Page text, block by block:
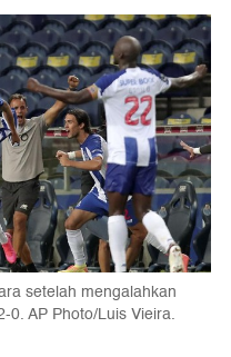
setelah mengalahkan
0. AP Photo/Luis Vieira.